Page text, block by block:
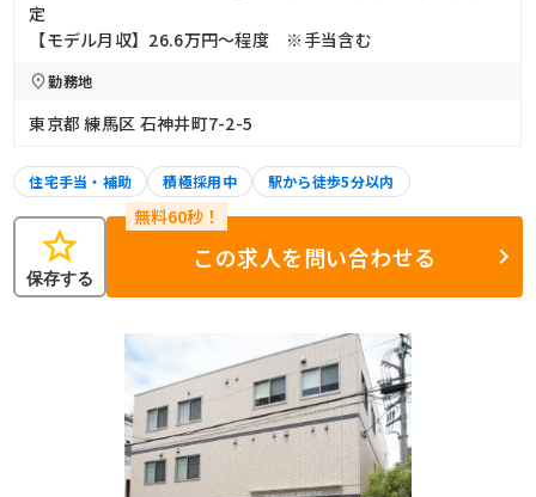
定
【モデル月収】26.6万円〜程度 ※手当含む
勤務地
東京都 練馬区 石神井町7-2-5
住宅手当・補助 積極採用中 駅から徒歩5分以内
star
保存する
この求人を問い合わせる